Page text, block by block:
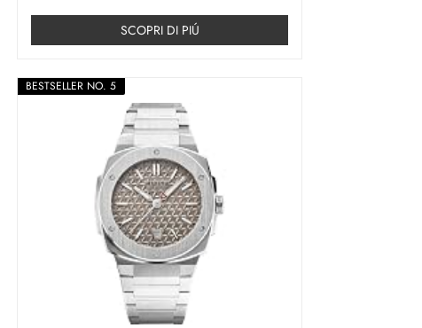
SCOPRI DI PIÚ
BESTSELLER NO. 5